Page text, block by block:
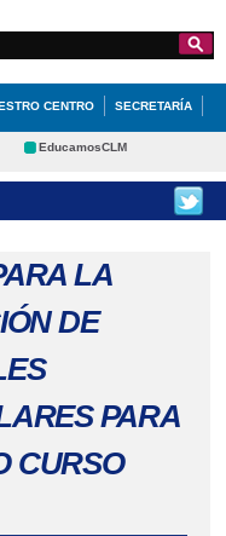
de
CENTRO SECRETARÍA
QUÉ HACEMOS
EducamosCLM
CRFP
LA
DE
PARA
CURSO